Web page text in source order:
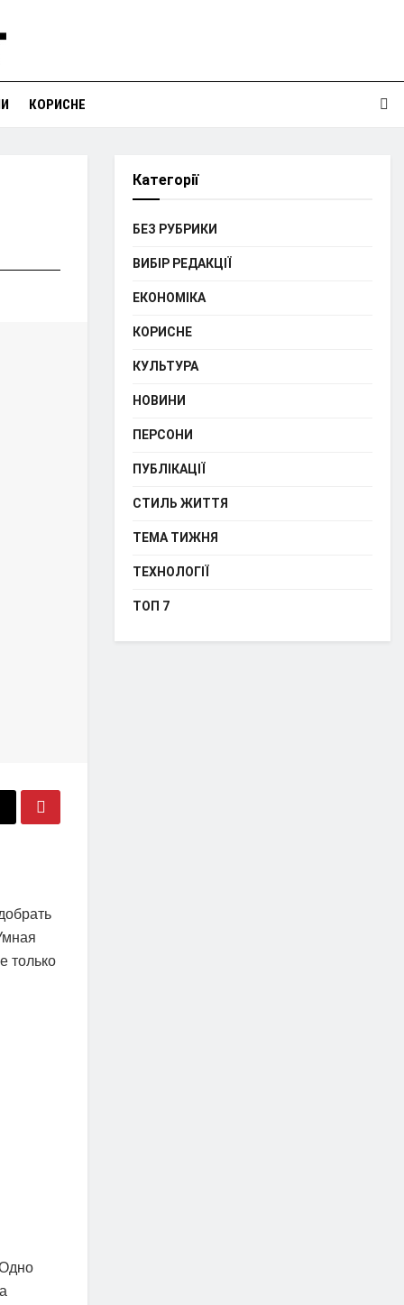
КОРИСНЕ
только
Категорії
БЕЗ РУБРИКИ
ВИБІР РЕДАКЦІЇ
ЕКОНОМІКА
КОРИСНЕ
КУЛЬТУРА
НОВИНИ
ПЕРСОНИ
ПУБЛІКАЦІЇ
СТИЛЬ ЖИТТЯ
ТЕМА ТИЖНЯ
ТЕХНОЛОГІЇ
ТОП 7